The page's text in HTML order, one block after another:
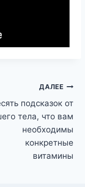
ДАЛЕЕ
подсказок от
тела, что вам
необходимы
конкретные
витамины